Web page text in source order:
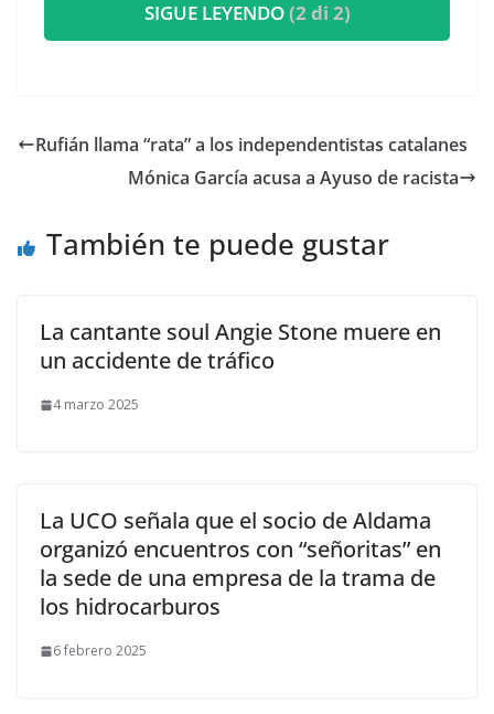
SIGUE LEYENDO(2 di 2)
Rufián llama “rata” a los independentistas catalanes
Mónica García acusa a Ayuso de racista
También te puede gustar
La cantante soul Angie Stone muere en
un accidente de tráfico
4 marzo 2025
La UCO señala que el socio de Aldama
organizó encuentros con “señoritas” en
la sede de una empresa de la trama de
los hidrocarburos
6 febrero 2025